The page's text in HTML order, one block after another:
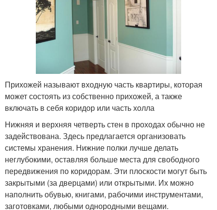
Прихожей называют входную часть квартиры, которая
может состоять из собственно прихожей, а также
включать в себя коридор или часть холла
Нижняя и верхняя четверть стен в проходах обычно не
задействована. Здесь предлагается организовать
системы хранения. Нижние полки лучше делать
неглубокими, оставляя больше места для свободного
передвижения по коридорам. Эти плоскости могут быть
закрытыми (за дверцами) или открытыми. Их можно
наполнить обувью, книгами, рабочими инструментами,
заготовками, любыми однородными вещами.